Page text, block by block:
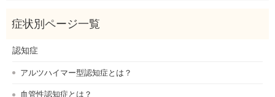
認知症
アルツハイマー型認知症とは？
血管性認知症とは？